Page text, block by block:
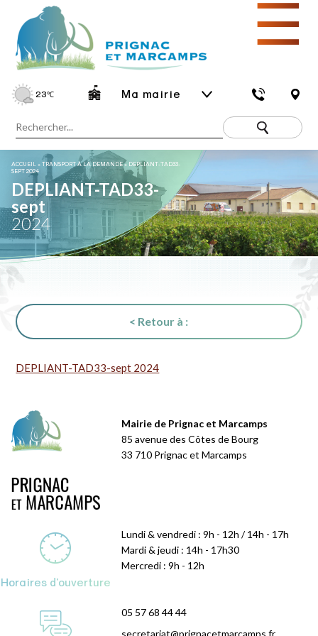
23℃ Ma mairie
☰
ACCUEIL »TRANSPORT À LA DEMANDE» DEPLIANT-TAD33-
SEPT 2024
DEPLIANT-TAD33-
sept
2024
< Retour à :
DEPLIANT-TAD33-sept 2024
Mairie de Prignac et Marcamps
85 avenue des Côtes de Bourg
33 710 Prignac et Marcamps
Horaires d'ouverture
Lundi & vendredi : 9h - 12h / 14h - 17h
Mardi & jeudi : 14h - 17h30
Mercredi : 9h - 12h
05 57 68 44 44